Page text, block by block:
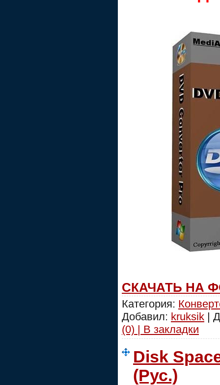
СКАЧАТЬ НА
Категория:
Добавил: kruksik |
(0) | В закладки
Disk
(Рус.)